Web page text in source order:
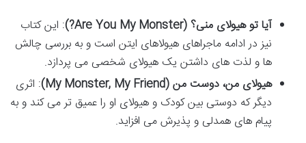
آیا تو هیولای منی؟ (Are You My Monster?)
: این کتاب
نیز در ادامه ماجراهای هیولاهای ایتن است و به بررسی چالش
ها و لذت های داشتن یک هیولای شخصی می پردازد.
هیولای من، دوست من (My Monster, My Friend)
: اثری
دیگر که دوستی بین کودک و هیولای او را عمیق تر می کند و به
پیام های همدلی و پذیرش می افزاید.